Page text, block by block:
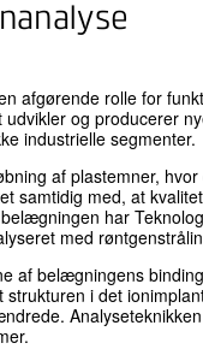
afgørende rolle for
og producerer
industrielle segmenter.
af plastemner,
samtidig med, at
har
med
af belægningens
i det